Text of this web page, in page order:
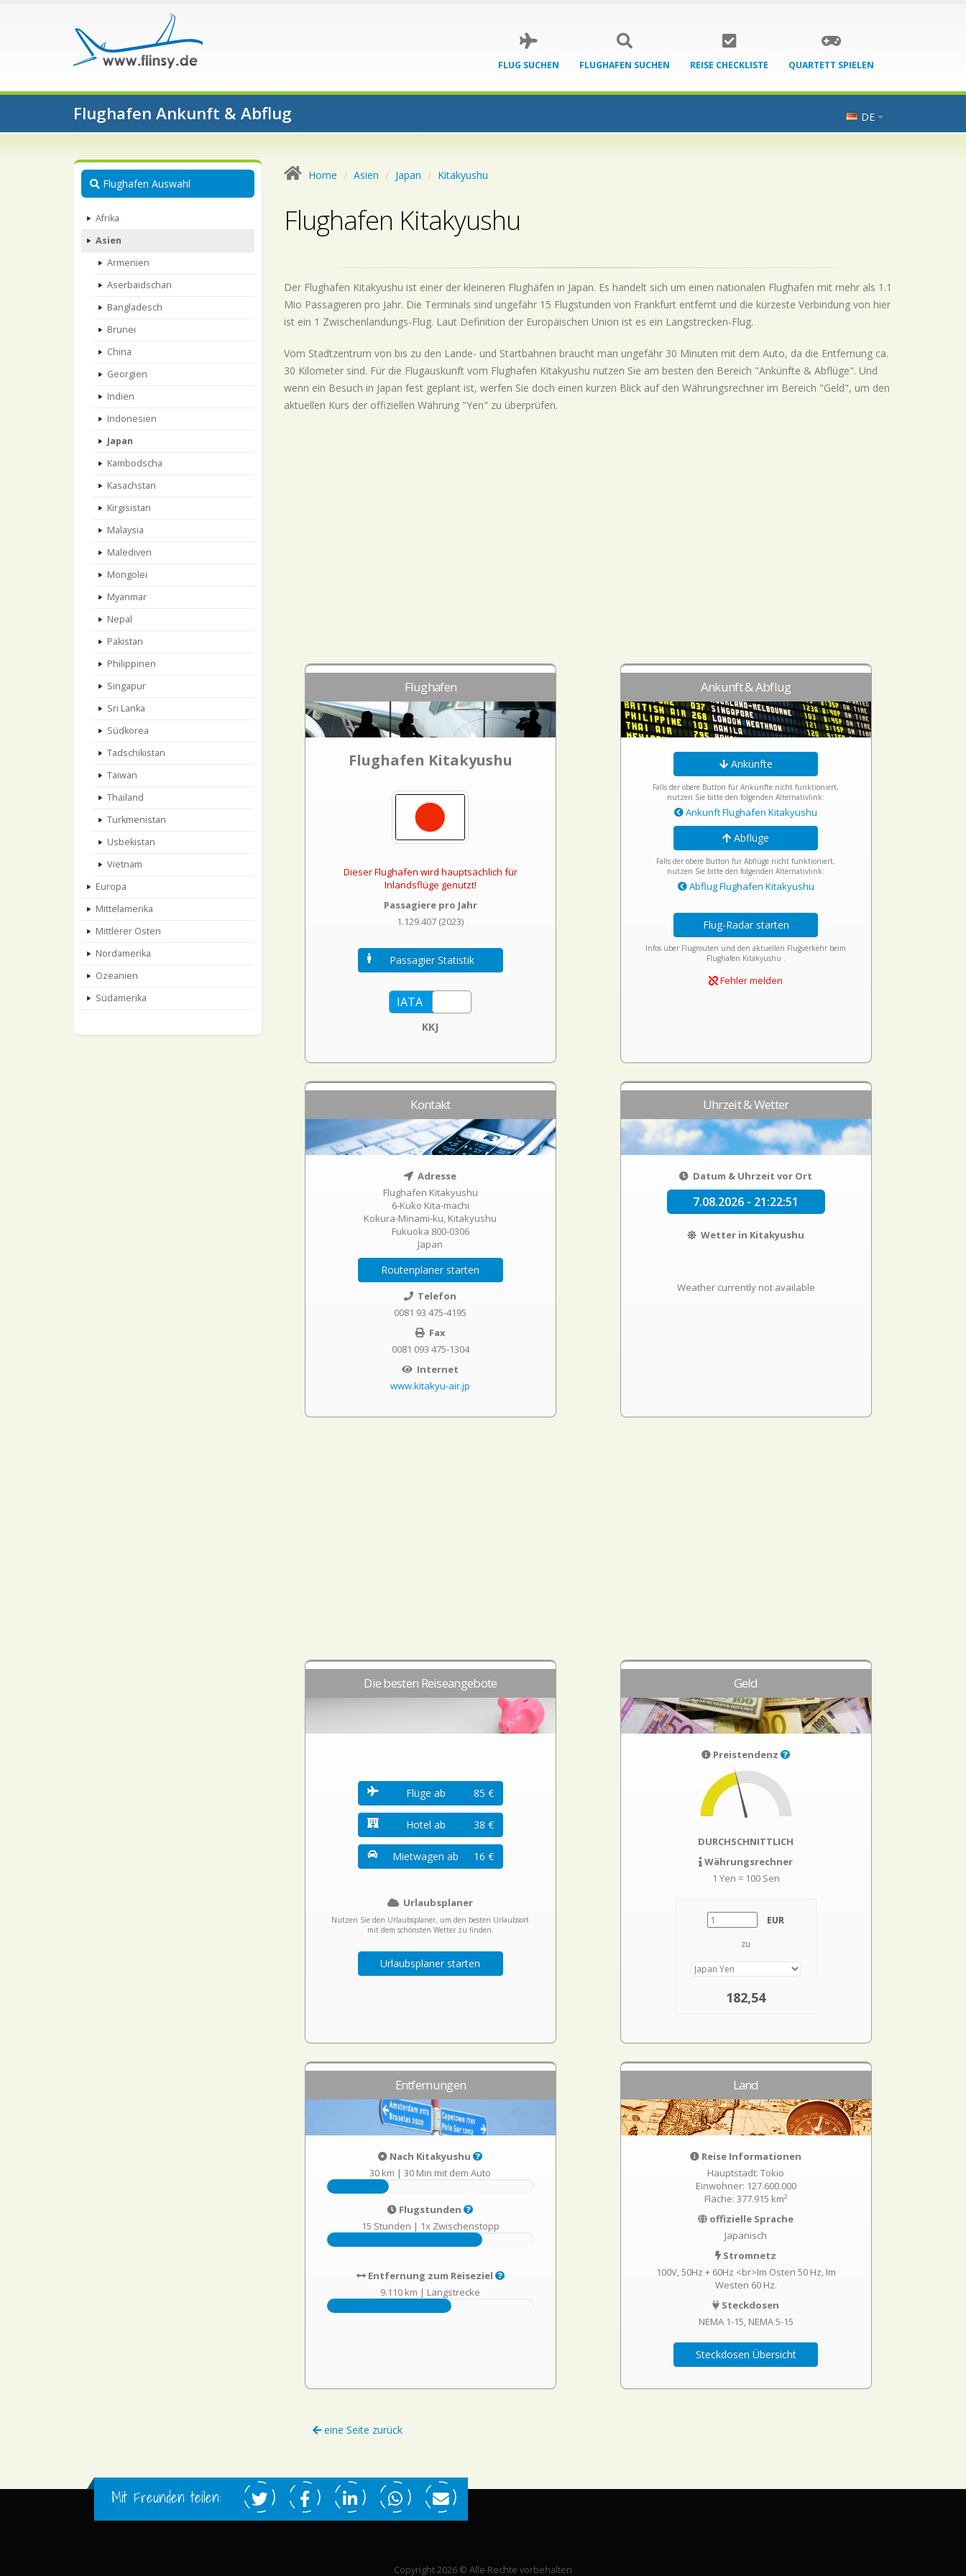
FLUG SUCHEN FLUGHAFEN SUCHEN REISE CHECKLISTE QUARTETT SPIELEN
Flughafen Ankunft & Abflug DE
Flughafen Auswahl
Afrika
Asien
Armenien
Aserbaidschan
Bangladesch
Brunei
China
Georgien
Indien
Indonesien
Japan
Kambodscha
Kasachstan
Kirgisistan
Malaysia
Malediven
Mongolei
Myanmar
Nepal
Pakistan
Philippinen
Singapur
Sri Lanka
Südkorea
Tadschikistan
Taiwan
Thailand
Turkmenistan
Usbekistan
Vietnam
Europa
Mittelamerika
Mittlerer Osten
Nordamerika
Ozeanien
Südamerika
Home Asien Japan Kitakyushu
Flughafen Kitakyushu
Der Flughafen Kitakyushu ist einer der kleineren Flughäfen in Japan. Es handelt sich um einen nationalen Flughafen mit mehr als 1.1
Mio Passagieren pro Jahr. Die Terminals sind ungefähr 15 Flugstunden von Frankfurt entfernt und die kürzeste Verbindung von hier
ist ein 1 Zwischenlandungs-Flug. Laut Definition der Europäischen Union ist es ein Langstrecken-Flug.
Vom Stadtzentrum von bis zu den Lande- und Startbahnen braucht man ungefähr 30 Minuten mit dem Auto, da die Entfernung ca.
30 Kilometer sind. Für die Flugauskunft vom Flughafen Kitakyushu nutzen Sie am besten den Bereich "Ankünfte & Abflüge". Und
wenn ein Besuch in Japan fest geplant ist, werfen Sie doch einen kurzen Blick auf den Währungsrechner im Bereich "Geld", um den
aktuellen Kurs der offiziellen Währung "Yen" zu überprüfen.
Flughafen
Flughafen Kitakyushu
Dieser Flughafen wird hauptsächlich für
Inlandsflüge genutzt!
Passagiere pro Jahr
1.129.407 (2023)
Passagier Statistik
KKJ
Ankunft & Abflug
Ankünfte
Falls der obere Button für Ankünfte nicht funktioniert,
nutzen Sie bitte den folgenden Alternativlink:
Ankunft Flughafen Kitakyushu
Abflüge
Falls der obere Button für Abflüge nicht funktioniert,
nutzen Sie bitte den folgenden Alternativlink:
Abflug Flughafen Kitakyushu
Flug-Radar starten
Infos über Flugrouten und den aktuellen Flugverkehr beim
Flughafen Kitakyushu .
Fehler melden
Kontakt
Adresse
Flughafen Kitakyushu
6-Kuko Kita-machi
Kokura-Minami-ku, Kitakyushu
Fukuoka 800-0306
Japan
Routenplaner starten
Telefon
0081 93 475-4195
Fax
0081 093 475-1304
Internet
www.kitakyu-air.jp
Uhrzeit & Wetter
Datum & Uhrzeit vor Ort
7.08.2026 - 21:22:52
Wetter in Kitakyushu
Weather currently not available
Die besten Reiseangebote
Flüge ab 85 €
Hotel ab 38 €
Mietwagen ab 16 €
Urlaubsplaner
Nutzen Sie den Urlaubsplaner, um den besten Urlaubsort
mit dem schönsten Wetter zu finden.
Urlaubsplaner starten
Geld
Preistendenz
DURCHSCHNITTLICH
Währungsrechner
1 Yen = 100 Sen
EUR
zu
182,54
Entfernungen
Nach Kitakyushu
30 km |30 Min mit dem Auto
Flugstunden
15 Stunden | 1x Zwischenstopp
Entfernung zum Reiseziel
9.110 km | Langstrecke
Land
Reise Informationen
Hauptstadt: Tokio
Einwohner: 127.600.000
Fläche: 377.915 km²
offizielle Sprache
Japanisch
Stromnetz
100V, 50Hz + 60Hz <br>Im Osten 50 Hz, Im
Westen 60 Hz.
Steckdosen
NEMA 1-15 NEMA 5-15
Steckdosen Übersicht
eine Seite zurück
Mit Freunden teilen:
Copyright 2026 © Alle Rechte vorbehalten